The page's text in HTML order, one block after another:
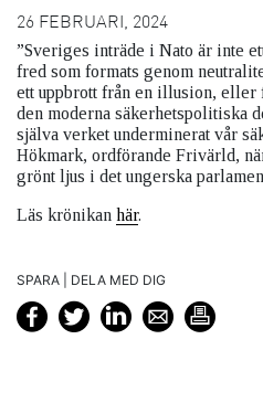
26 FEBRUARI, 2024
”Sveriges inträde i Nato är inte
fred som formats genom
ett uppbrott från en illusion,
den moderna säkerhetspolitiska
själva verket underminerat vår
Hökmark, ordförande Frivärld,
grönt ljus i det ungerska
Läs krönikan här.
SPARA | DELA MED DIG